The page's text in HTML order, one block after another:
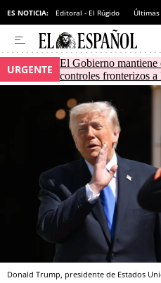
ES NOTICIA: Editoral - El Rúgido
URGENTE
El Gobierno
controles fronterizos a
Donald Trump, presidente de Estados